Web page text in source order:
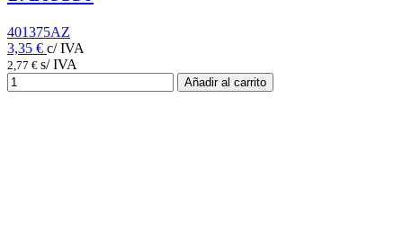
401375AZ
3,35 € c/ IVA
2,77 € s/ IVA
Añadir al carrito